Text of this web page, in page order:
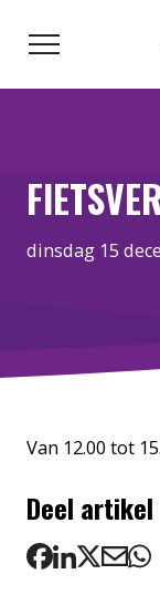
dinsdag 15
Van 12.00 tot
Deel artikel